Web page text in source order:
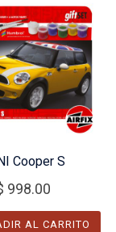
Cooper S
998.00
AL CARRITO